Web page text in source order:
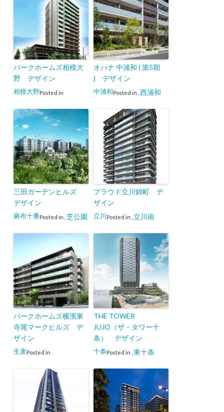
パークホームズ相模大
野 デザイン
Posted in
相模大野
オハナ 中浦和 ( 第5期
) デザイン
Posted in
中浦和 西浦和
三田ガーデンヒルズ
デザイン
Posted in
麻布十番 芝公園
プラウド立川錦町 デ
ザイン
Posted in
立川 立川南
パークホームズ横濱東
寺尾マークヒルズ デ
ザイン
Posted in
生麦
THE TOWER
JUJO（ザ・タワー十
条） デザイン
Posted in
十条 東十条